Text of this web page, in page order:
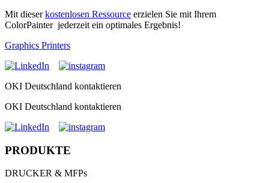
Mit dieserkostenlosen Ressource erzielen Sie mit Ihrem
ColorPainter jederzeit ein optimales Ergebnis!
Graphics Printers
OKI Deutschland kontaktieren
OKI Deutschland kontaktieren
PRODUKTE
DRUCKER & MFPs